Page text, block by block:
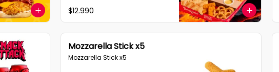
$12.990
Mozzarella Stick x5
Mozzarella Stick x5